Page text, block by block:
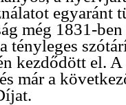
még 1831-
tényleges
kezdődött el.
már a